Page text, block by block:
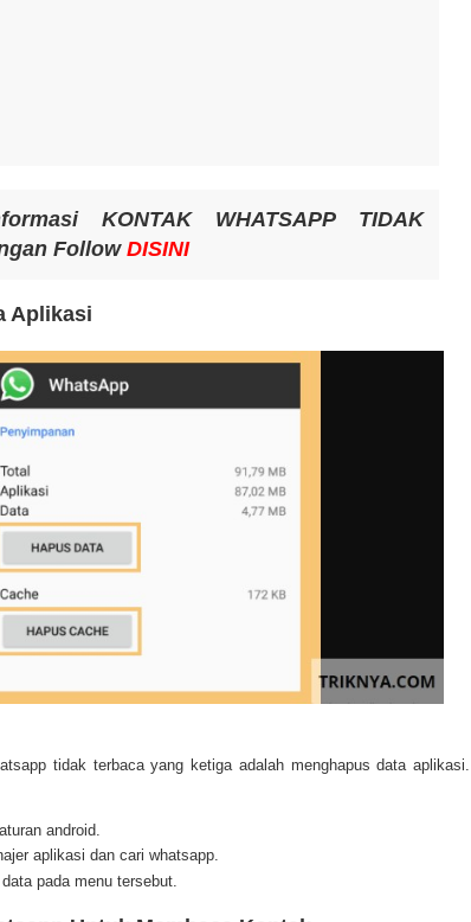
KONTAK WHATSAPP TIDAK
FollowDISINI
Aplikasi
tidak terbaca yang ketiga adalah menghapus data aplikasi.
android.
aplikasi dan cari whatsapp.
pada menu tersebut.